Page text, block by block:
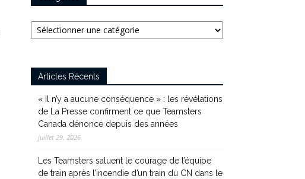
Catégories
Articles Récents
« Il n’y a aucune conséquence » : les révélations
de La Presse confirment ce que Teamsters
Canada dénonce depuis des années
juillet 29, 2026
Les Teamsters saluent le courage de l’équipe
de train après l’incendie d’un train du CN dans le